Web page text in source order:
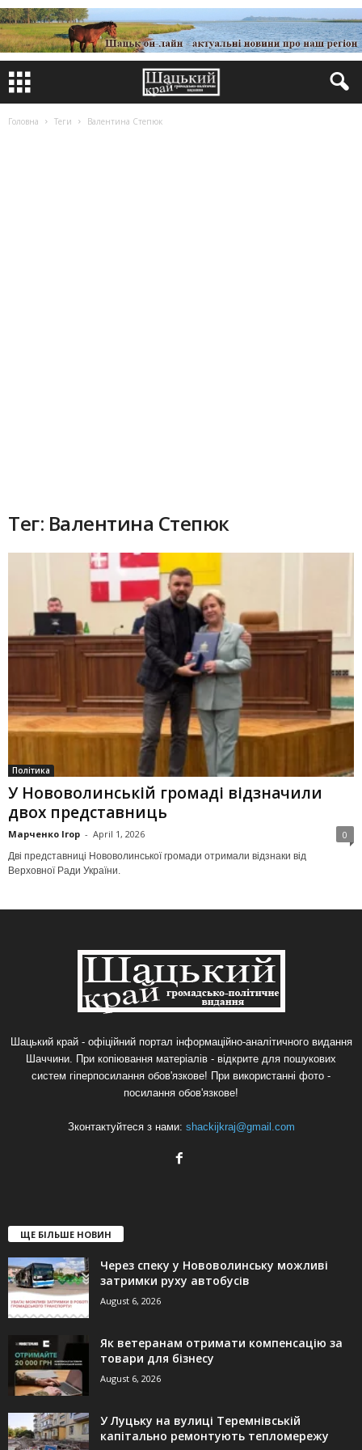
Головна Теги Валентина Степюк
Тег: Валентина Степюк
Політика
У Нововолинській громаді відзначили
двох представниць
Марченко Ігор - April 1, 2026 0
Дві представниці Нововолинської громади отримали відзнаки від
Верховної Ради України.
Шацький край - офіційний портал інформаційно-аналітичного видання
Шаччини. При копіювання матеріалів - відкрите для пошукових
систем гіперпосилання обов'язкове! При використанні фото -
посилання обов'язкове!
Зконтактуйтеся з нами: shackijkraj@gmail.com
ЩЕ БІЛЬШЕ НОВИН
Через спеку у Нововолинську можливі
затримки руху автобусів
August 6, 2026
Як ветеранам отримати компенсацію за
товари для бізнесу
August 6, 2026
У Луцьку на вулиці Теремнівській
капітально ремонтують тепломережу